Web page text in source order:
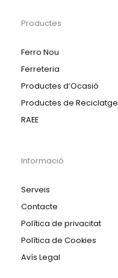
Productes
Ferro Nou
Ferreteria
Productes d’Ocasió
Productes de Reciclatge
RAEE
Informació
Serveis
Contacte
Política de privacitat
Política de Cookies
Avís Legal